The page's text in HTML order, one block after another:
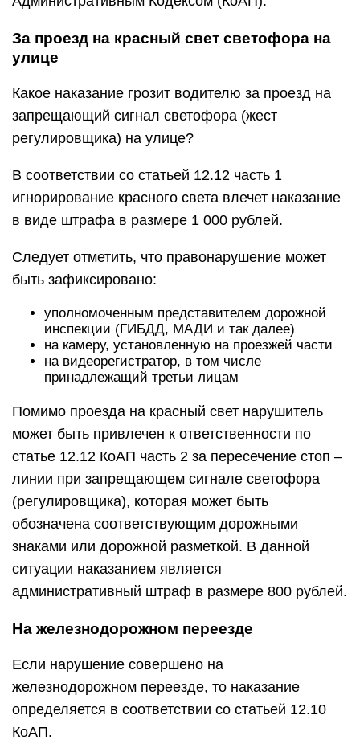
За проезд на красный свет светофора на
улице
Какое наказание грозит водителю за проезд на
запрещающий сигнал светофора (жест
регулировщика) на улице?
В соответствии со статьей 12.12 часть 1
игнорирование красного света влечет наказание
в виде штрафа в размере 1 000 рублей.
Следует отметить, что правонарушение может
быть зафиксировано:
уполномоченным представителем дорожной
инспекции (ГИБДД, МАДИ и так далее)
на камеру, установленную на проезжей части
на видеорегистратор, в том числе
принадлежащий третьи лицам
Помимо проезда на красный свет нарушитель
может быть привлечен к ответственности по
статье 12.12 КоАП часть 2 за пересечение стоп –
линии при запрещающем сигнале светофора
(регулировщика), которая может быть
обозначена соответствующим дорожными
знаками или дорожной разметкой. В данной
ситуации наказанием является
административный штраф в размере 800 рублей.
На железнодорожном переезде
Если нарушение совершено на
железнодорожном переезде, то наказание
определяется в соответствии со статьей 12.10
КоАП.